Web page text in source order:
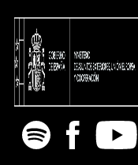
Spotify Facebook
Youtube